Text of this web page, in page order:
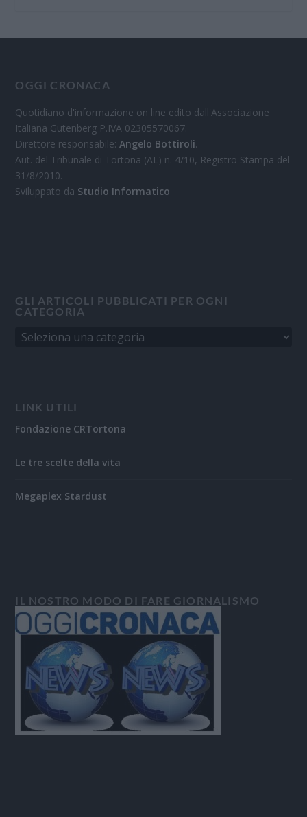
OGGI CRONACA
Quotidiano d'informazione on line edito dall'Associazione
Italiana Gutenberg P.IVA 02305570067.
Direttore responsabile:Angelo Bottiroli.
Aut. del Tribunale di Tortona (AL) n. 4/10, Registro Stampa del
31/8/2010.
Sviluppato da Studio Informatico
GLI ARTICOLI PUBBLICATI PER OGNI
CATEGORIA
LINK UTILI
Fondazione CRTortona
Le tre scelte della vita
Megaplex Stardust
IL NOSTRO MODO DI FARE GIORNALISMO